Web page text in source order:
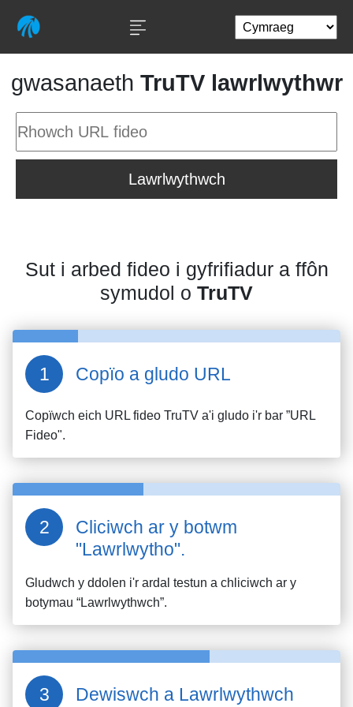
gwasanaeth TruTV lawrlwythwr
Lawrlwythwch
Sut i arbed fideo i gyfrifiadur a ffôn
symudol o TruTV
Copïo a gludo URL
Copïwch eich URL fideo TruTV a'i gludo i'r bar ”URL
Fideo".
Cliciwch ar y botwm
"Lawrlwytho".
Gludwch y ddolen i'r ardal testun a chliciwch ar y
botymau “Lawrlwythwch”.
Dewiswch a Lawrlwythwch